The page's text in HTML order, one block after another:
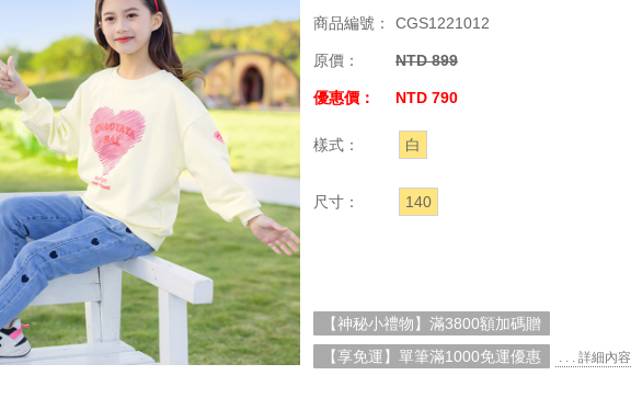
商品編號： CGS1221012
原價： NTD 899
優惠價： NTD 790
樣式： 白
尺寸： 140
【神秘小禮物】滿3800額加碼贈
【享免運】單筆滿1000免運優惠
. . . 詳細內容